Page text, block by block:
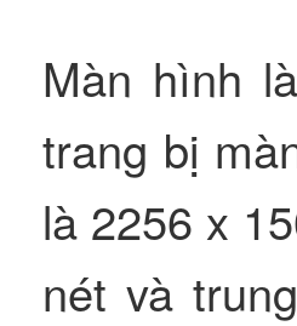
Màn hình
trang bị
là 2256 x
nét và